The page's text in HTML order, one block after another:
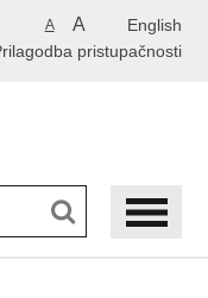
English
A A
pristupačnosti